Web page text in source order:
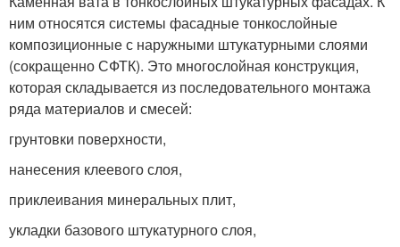
ним относятся системы фасадные тонкослойные
композиционные с наружными штукатурными слоями
(сокращенно СФТК). Это многослойная конструкция,
которая складывается из последовательного монтажа
ряда материалов и смесей:
грунтовки поверхности,
нанесения клеевого слоя,
приклеивания минеральных плит,
укладки базового штукатурного слоя,